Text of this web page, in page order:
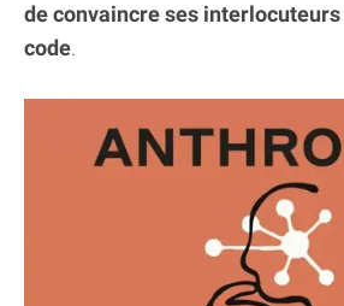
de convaincre ses interlocuteurs
code.